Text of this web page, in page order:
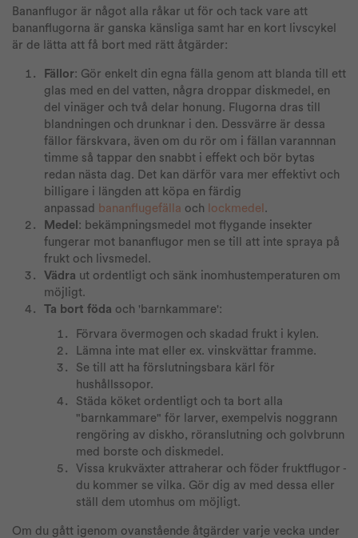
Bananflugor är något alla råkar ut för och tack vare att
bananflugorna är ganska känsliga samt har en kort livscykel
är de lätta att få bort med rätt åtgärder:
Fällor: Gör enkelt din egna fälla genom att blanda till ett
glas med en del vatten, några droppar diskmedel, en
del vinäger och två delar honung. Flugorna dras till
blandningen och drunknar i den. Dessvärre är dessa
fällor färskvara, även om du rör om i fällan varannnan
timme så tappar den snabbt i effekt och bör bytas
redan nästa dag. Det kan därför vara mer effektivt och
billigare i längden att köpa en färdig
anpassad
bananflugefälla och lockmedel .
Medel : bekämpningsmedel mot flygande insekter
fungerar mot bananflugor men se till att inte spraya på
frukt och livsmedel.
Vädra ut ordentligt och sänk inomhustemperaturen om
möjligt.
Ta bort föda och 'barnkammare':
Förvara övermogen och skadad frukt i kylen.
Lämna inte mat eller ex. vinskvättar framme.
Se till att ha förslutningsbara kärl för
hushållssopor.
Städa köket ordentligt och ta bort alla
"barnkammare" för larver, exempelvis noggrann
rengöring av diskho, röranslutning och golvbrunn
med borste och diskmedel.
Vissa krukväxter attraherar och föder fruktflugor -
du kommer se vilka. Gör dig av med dessa eller
ställ dem utomhus om möjligt.
Om du gått igenom ovanstående åtgärder varje vecka under